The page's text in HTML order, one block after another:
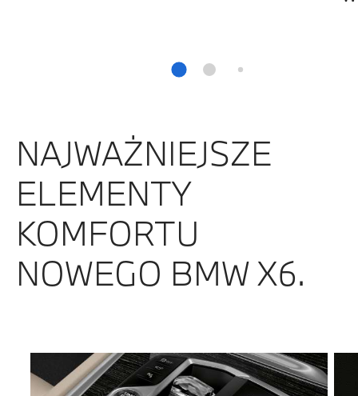
NAJWAŻNIEJSZE
ELEMENTY
KOMFORTU
NOWEGO BMW X6.